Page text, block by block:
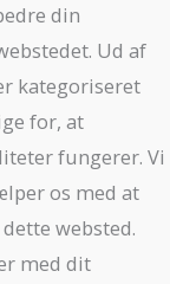
din
Ud af
kategoriseret
for, at
fungerer. Vi
os med at
websted.
med dit